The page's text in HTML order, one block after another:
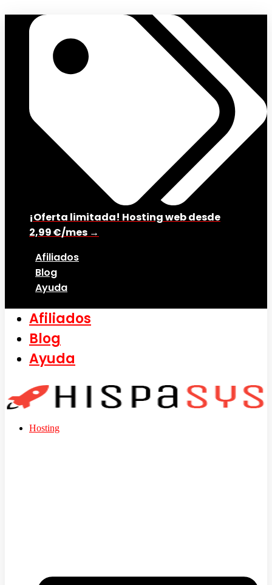
¡Oferta limitada! Hosting web desde
2,99 €/mes →
Afiliados
Blog
Ayuda
Afiliados
Blog
Ayuda
Hosting